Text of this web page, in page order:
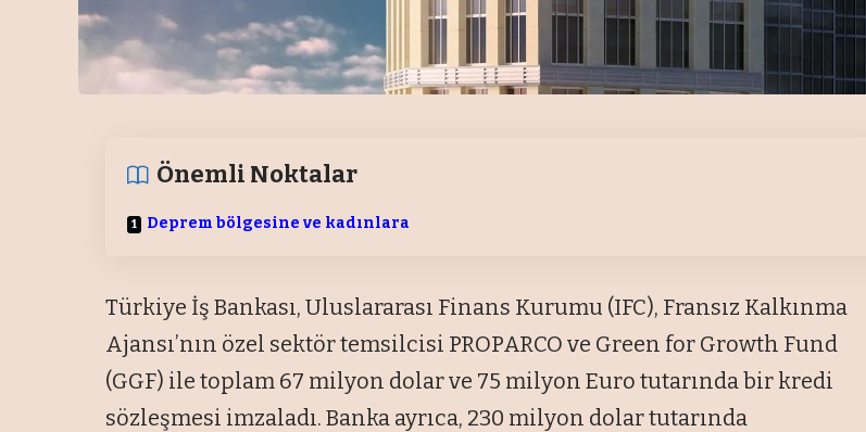
Önemli Noktalar
Deprem bölgesine ve kadınlara
Türkiye İş Bankası, Uluslararası Finans Kurumu (IFC), Fransız Kalkınma
Ajansı’nın özel sektör temsilcisi PROPARCO ve Green for Growth Fund
(GGF) ile toplam 67 milyon dolar ve 75 milyon Euro tutarında bir kredi
sözleşmesi imzaladı. Banka ayrıca, 230 milyon dolar tutarında